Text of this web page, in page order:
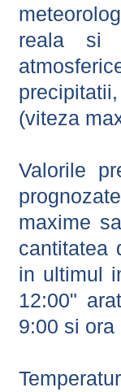
reala si
(viteza
Valorile
maxime
cantitatea
in ultimul
12:00"
9:00 si ora